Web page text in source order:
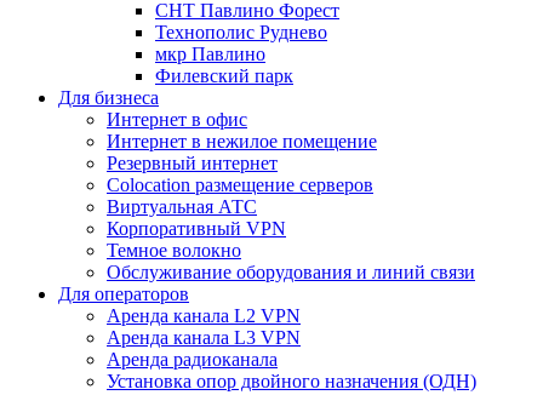
СНТ Павлино Форест
Технополис Руднево
мкр Павлино
Филевский парк
Для бизнеса
Интернет в офис
Интернет в нежилое помещение
Резервный интернет
Colocation размещение серверов
Виртуальная АТС
Корпоративный VPN
Темное волокно
Обслуживание оборудования и линий связи
Для операторов
Аренда канала L2 VPN
Аренда канала L3 VPN
Аренда радиоканала
Установка опор двойного назначения (ОДН)